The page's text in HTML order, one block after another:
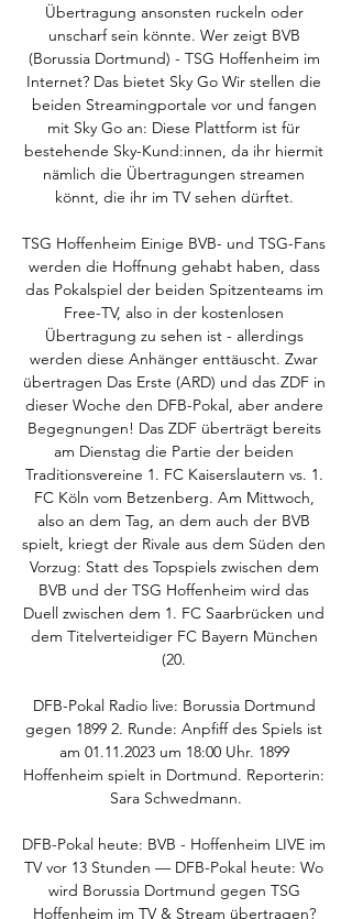
Übertragung ansonsten ruckeln oder
unscharf sein könnte. Wer zeigt BVB
(Borussia Dortmund) - TSG Hoffenheim im
Internet? Das bietet Sky Go Wir stellen die
beiden Streamingportale vor und fangen
mit Sky Go an: Diese Plattform ist für
bestehende Sky-Kund:innen, da ihr hiermit
nämlich die Übertragungen streamen
könnt, die ihr im TV sehen dürftet.
TSG Hoffenheim Einige BVB- und TSG-Fans
werden die Hoffnung gehabt haben, dass
das Pokalspiel der beiden Spitzenteams im
Free-TV, also in der kostenlosen
Übertragung zu sehen ist - allerdings
werden diese Anhänger enttäuscht. Zwar
übertragen Das Erste (ARD) und das ZDF in
dieser Woche den DFB-Pokal, aber andere
Begegnungen! Das ZDF überträgt bereits
am Dienstag die Partie der beiden
Traditionsvereine 1. FC Kaiserslautern vs. 1.
FC Köln vom Betzenberg. Am Mittwoch,
also an dem Tag, an dem auch der BVB
spielt, kriegt der Rivale aus dem Süden den
Vorzug: Statt des Topspiels zwischen dem
BVB und der TSG Hoffenheim wird das
Duell zwischen dem 1. FC Saarbrücken und
dem Titelverteidiger FC Bayern München
(20.
DFB-Pokal Radio live: Borussia Dortmund
gegen 1899 2. Runde: Anpfiff des Spiels ist
am 01.11.2023 um 18:00 Uhr. 1899
Hoffenheim spielt in Dortmund. Reporterin:
Sara Schwedmann.
DFB-Pokal heute: BVB - Hoffenheim LIVE im
TV vor 13 Stunden — DFB-Pokal heute: Wo
wird Borussia Dortmund gegen TSG
Hoffenheim im TV & Stream übertragen?